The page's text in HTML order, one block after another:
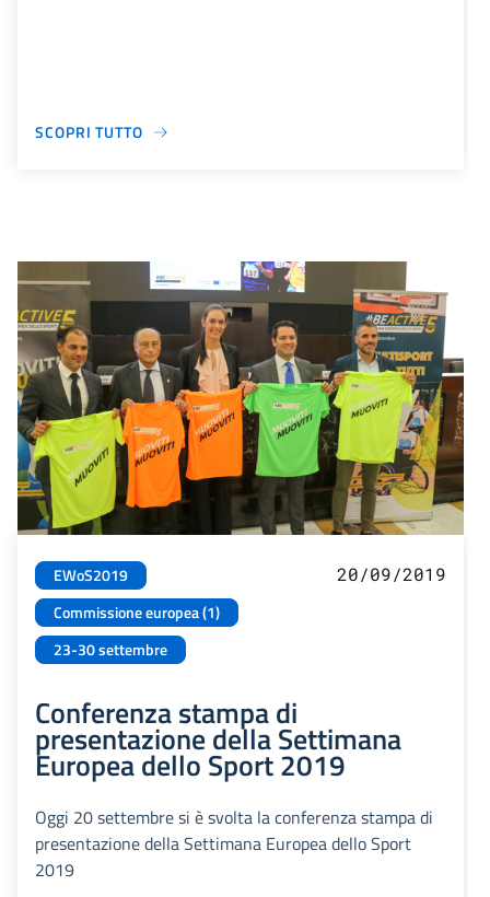
SCOPRI TUTTO
EWoS2019
Commissione europea (1)
23-30 settembre
20/09/2019
Conferenza stampa di
presentazione della Settimana
Europea dello Sport 2019
Oggi 20 settembre si è svolta la conferenza stampa di
presentazione della Settimana Europea dello Sport
2019